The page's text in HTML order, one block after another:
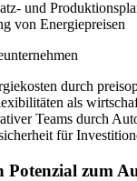
und
von Energiepreisen
durch
als
Teams durch
für
Potenzial zum